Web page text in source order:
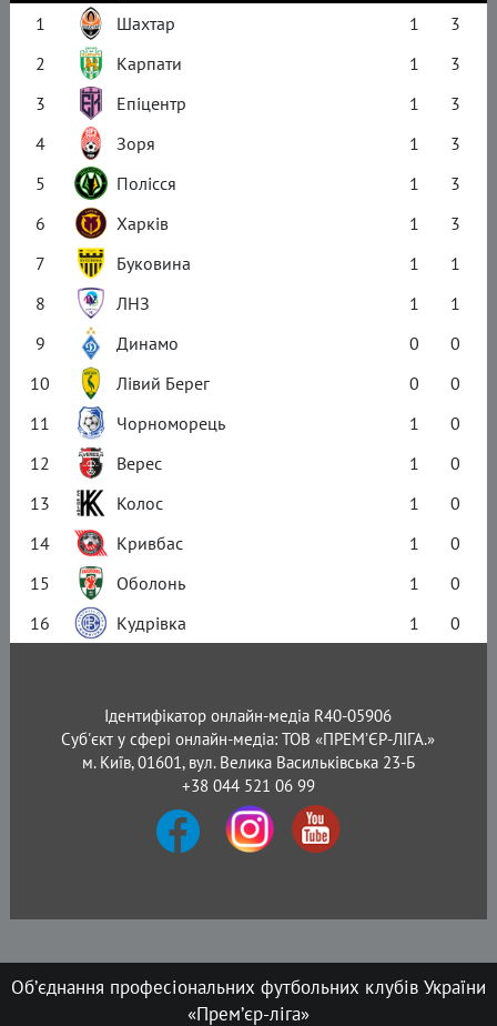
1
Шахтар 1
3
2
Карпати 1
3
3
Епіцентр 1
3
4
Зоря 1
3
5
Полісся 1
3
6
Харків 1
3
7
Буковина 1
1
8
ЛНЗ 1
1
9
Динамо 0
0
10
Лівий Берег 0
0
11
Чорноморець 1
0
12
Верес 1
0
13
Колос 1
0
14
Кривбас 1
0
15
Оболонь 1
0
16
Кудрівка 1 0
Ідентифікатор онлайн-медіа R40-05906
Суб'єкт у сфері онлайн-медіа: ТОВ «ПРЕМ’ЄР-ЛІГА.»
м. Київ, 01601, вул. Велика Васильківська 23-Б
+38 044 521 06 99
Об’єднання професіональних футбольних клубів України
«Прем’єр-ліга»